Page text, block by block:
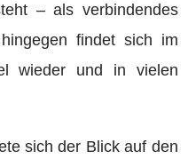
– als verbindendes
findet sich im
wieder und in vielen
sich der Blick auf den